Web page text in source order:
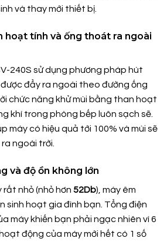
và thay mới thiết bị.
hoạt tính và ống thoát ra ngoài
240S sử dụng phương pháp hút
đẩy ra ngoài theo đường ống
chức năng khử mùi bằng than hoạt
khí trong phòng bếp luôn sạch sẽ.
máy có hiệu quả tới 100% và mùi sẽ
ngoài trời.
và độ ồn không lớn
nhỏ (nhỏ hơn 52Db), máy êm
sinh hoạt gia đình bạn. Tổng điện
máy khiến bạn phải ngạc nhiên vì 6
động của máy mới hết có 1 số